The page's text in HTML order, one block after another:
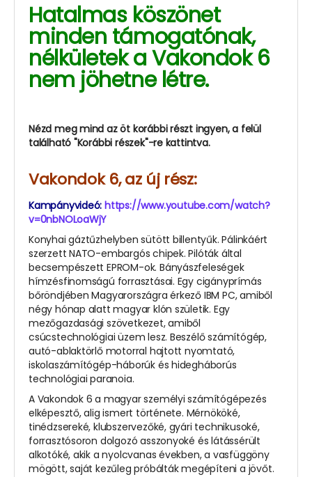
Hatalmas köszönet
minden támogatónak,
nélkületek a Vakondok 6
nem jöhetne létre.
Nézd meg mind az öt korábbi részt ingyen, a felül
található "Korábbi részek"-re kattintva.
Vakondok 6, az új rész:
Kampányvideó: https://www.youtube.com/watch?
v=0nbNOLoaWjY
Konyhai gáztűzhelyben sütött billentyűk. Pálinkáért
szerzett NATO-embargós chipek. Pilóták által
becsempészett EPROM-ok. Bányászfeleségek
hímzésfinomságú forrasztásai. Egy cigányprímás
bőröndjében Magyarországra érkező IBM PC, amiből
négy hónap alatt magyar klón születik. Egy
mezőgazdasági szövetkezet, amiből
csúcstechnológiai üzem lesz. Beszélő számítógép,
autó-ablaktörlő motorral hajtott nyomtató,
iskolaszámítógép-háborúk és hidegháborús
technológiai paranoia.
A Vakondok 6 a magyar személyi számítógépezés
elképesztő, alig ismert története. Mérnököké,
tinédzsereké, klubszervezőké, gyári technikusoké,
forrasztósoron dolgozó asszonyoké és látássérült
alkotóké, akik a nyolcvanas években, a vasfüggöny
mögött, saját kezűleg próbálták megépíteni a jövőt.